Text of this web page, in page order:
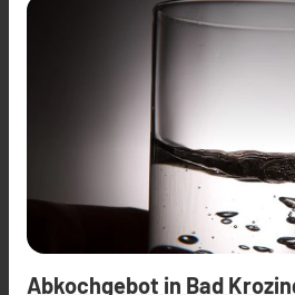
Abkochgebot in Bad